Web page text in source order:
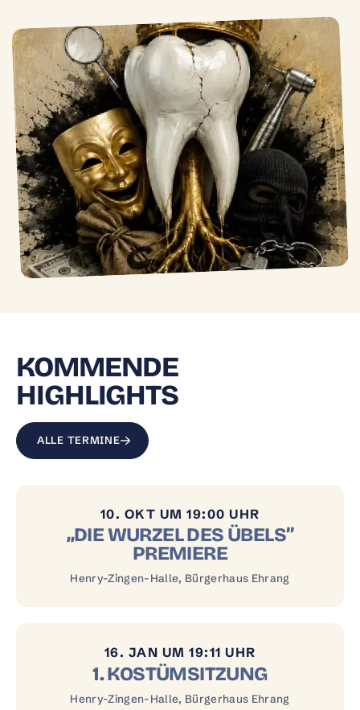
KOMMENDE
HIGHLIGHTS
ALLE TERMINE
10. OKT UM 19:00 UHR
„DIE WURZEL DES ÜBELS”
PREMIERE
Henry-Zingen-Halle, Bürgerhaus Ehrang
16. JAN UM 19:11 UHR
1. KOSTÜMSITZUNG
Henry-Zingen-Halle, Bürgerhaus Ehrang